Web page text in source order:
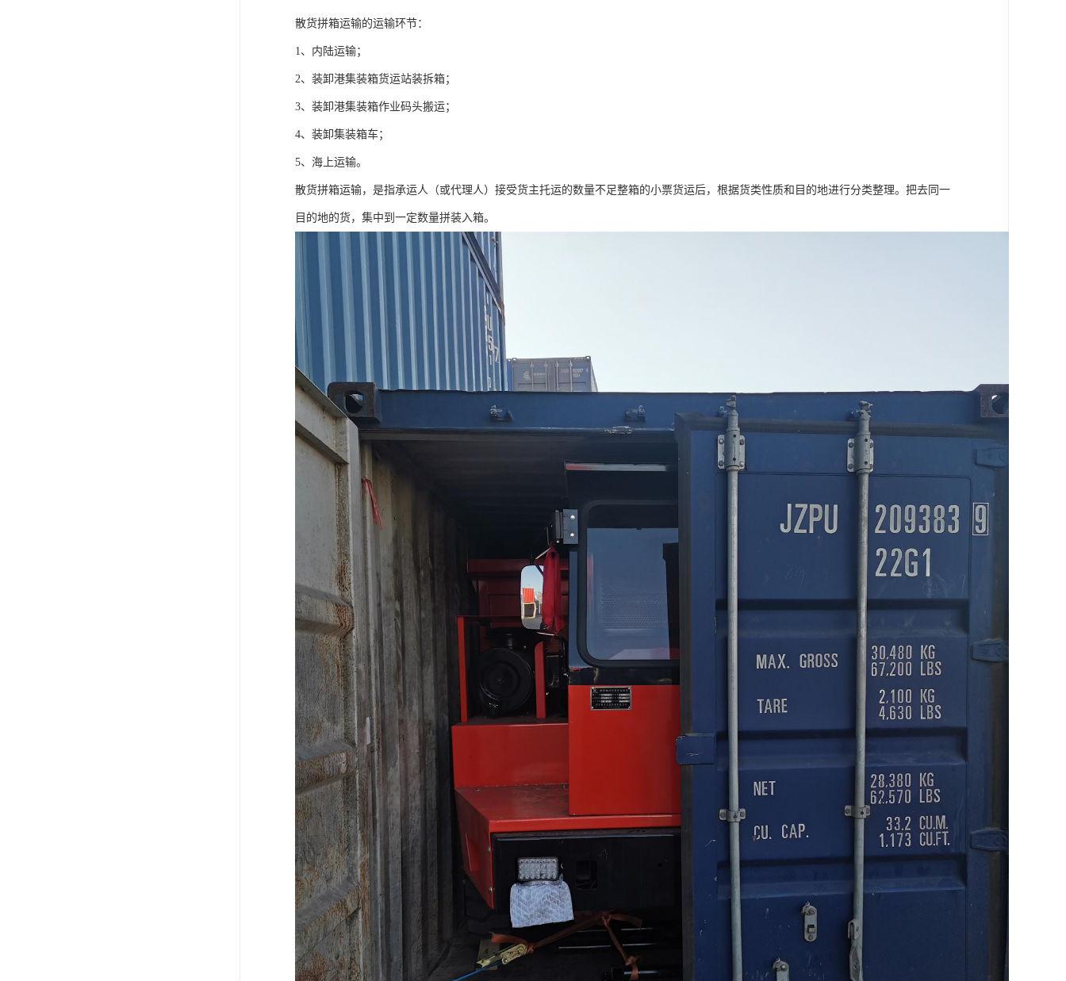
散货拼箱运输的运输环节：
1、内陆运输；
2、装卸港集装箱货运站装拆箱；
3、装卸港集装箱作业码头搬运；
4、装卸集装箱车；
5、海上运输。
散货拼箱运输，是指承运人（或代理人）接受货主托运的数量不足整箱的小票货运后，根据货类性质和目的地进行分类整理。把去同一
目的地的货，集中到一定数量拼装入箱。